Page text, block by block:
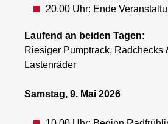
20.00 Uhr: Ende
Laufend an beiden Tagen:
Riesiger Pumptrack, Radchecks
Lastenräder
Samstag, 9. Mai 2026